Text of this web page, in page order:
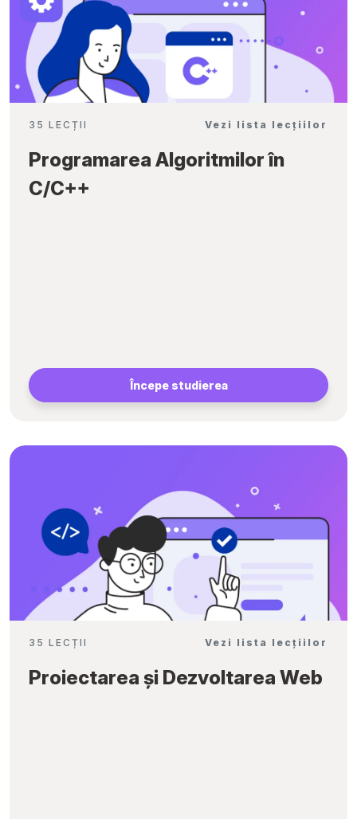
35 LECȚII Vezi lista lecțiilor
Programarea Algoritmilor în
C/C++
Începe studierea
35 LECȚII Vezi lista lecțiilor
Proiectarea și Dezvoltarea Web